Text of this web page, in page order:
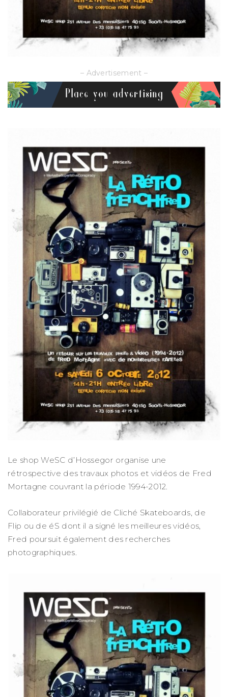
– Advertisement –
Le shop WeSC d’Hossegor organise une
rétrospective des travaux photos et vidéos de Fred
Mortagne couvrant la période 1994-2012.
Collaborateur privilégié de Cliché Skateboards, de
Flip ou de éS dont il a signé les meilleures vidéos,
Fred poursuit également des recherches
photographiques.